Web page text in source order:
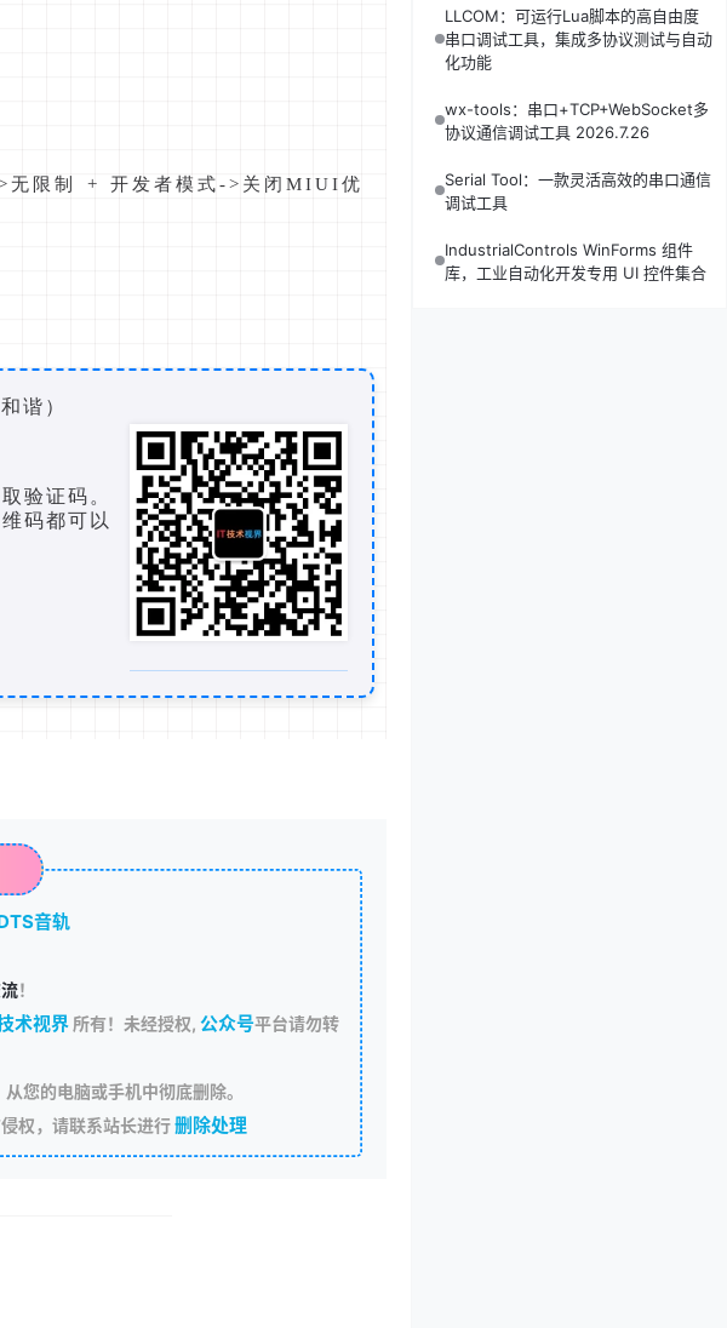
无限制 + 开发者模式->关闭MIUI优
谐）
验证码。
码都可以
音轨
！
术视界所有！未经授权, 公众号平台请勿转
您的电脑或手机中彻底删除。
权，请联系站长进行删除处理
LLCOM：可运行Lua脚本的高自由度
串口调试工具，集成多协议测试与自动
化功能
wx-tools：串口+TCP+WebSocket多
协议通信调试工具 2026.7.26
Serial Tool：一款灵活高效的串口通信
调试工具
IndustrialControls WinForms 组件
库，工业自动化开发专用 UI 控件集合